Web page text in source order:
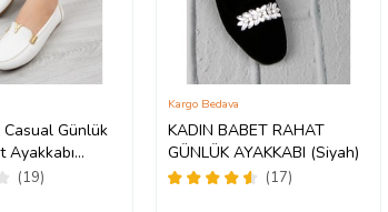
Günlük
Ayakkabı
(19)
KADIN BABET RAHAT
GÜNLÜK AYAKKABI (Siyah)
(17)
Kargo Bedava